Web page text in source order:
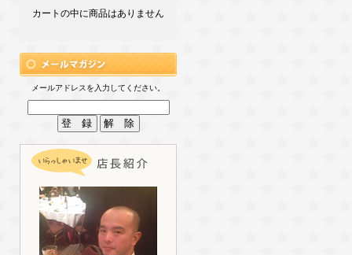
カートの中に商品はありません
メールアドレスを入力してください。